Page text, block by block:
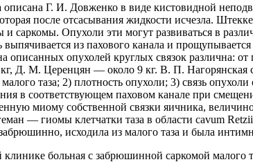
Г. И. Довженко в виде кистовидной
после отсасывания жидкости исчезла.
саркомы. Опухоли эти могут развиваться в
из пахового канала и
описанных опухолей круглых связок различна:
Д. М. Церенцян — около 9 кг. В. П. Нагорянская
таза; 2) плотность опухоли; 3) связь
в соответствующем паховом канале при
миому собственной связки яичника,
— гиомы клетчатки таза в области cavum
исходила из малого таза и была
клинике больная с забрюшинной саркомой малого